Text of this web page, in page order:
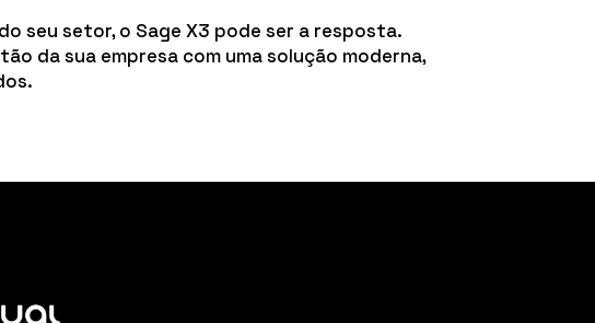
seu setor, o Sage X3 pode ser a resposta.
da sua empresa com uma solução moderna,